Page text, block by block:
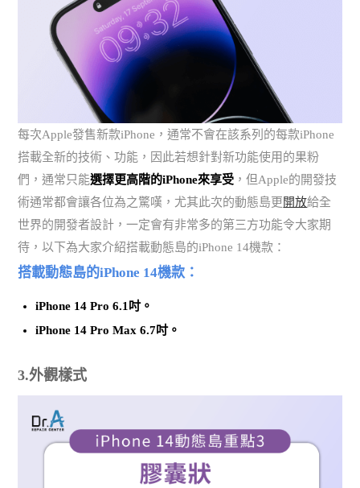
每次Apple發售新款iPhone，通常不會在該系列的每款iPhone
搭載全新的技術、功能，因此若想針對新功能使用的果粉
們，通常只能選擇更高階的iPhone來享受 ，但Apple的開發技
術通常都會讓各位為之驚嘆，尤其此次的動態島更 開放給全
世界的開發者設計，一定會有非常多的第三方功能令大家期
待，以下為大家介紹搭載動態島的iPhone 14機款：
搭載動態島的iPhone 14機款：
iPhone 14 Pro 6.1吋。
iPhone 14 Pro Max 6.7吋。
3.外觀樣式